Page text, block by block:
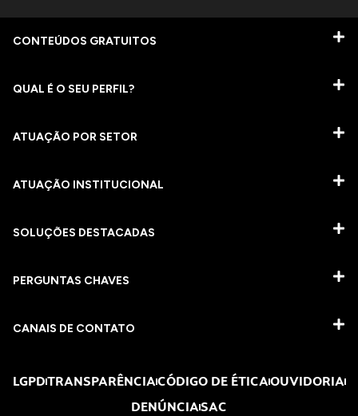
CONTEÚDOS GRATUITOS
QUAL É O SEU PERFIL?
ATUAÇÃO POR SETOR
ATUAÇÃO INSTITUCIONAL
SOLUÇÕES DESTACADAS
PERGUNTAS CHAVES​
CANAIS DE CONTATO
LGPDTRANSPARÊNCIACÓDIGO DE ÉTICAOUVIDORIA
DENÚNCIASAC